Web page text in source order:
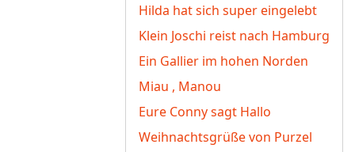
Hilda hat sich super eingelebt
Klein Joschi reist nach Hamburg
Ein Gallier im hohen Norden
Miau , Manou
Eure Conny sagt Hallo
Weihnachtsgrüße von Purzel